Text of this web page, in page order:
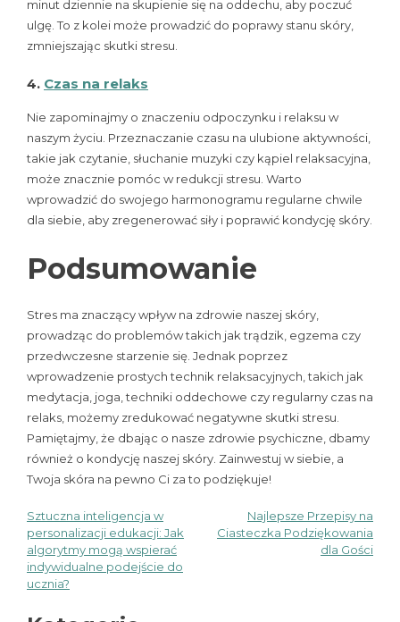
minut dziennie na skupienie się na oddechu, aby poczuć
ulgę. To z kolei może prowadzić do poprawy stanu skóry,
zmniejszając skutki stresu.
4. Czas na relaks
Nie zapominajmy o znaczeniu odpoczynku i relaksu w
naszym życiu. Przeznaczanie czasu na ulubione aktywności,
takie jak czytanie, słuchanie muzyki czy kąpiel relaksacyjna,
może znacznie pomóc w redukcji stresu. Warto
wprowadzić do swojego harmonogramu regularne chwile
dla siebie, aby zregenerować siły i poprawić kondycję skóry.
Podsumowanie
Stres ma znaczący wpływ na zdrowie naszej skóry,
prowadząc do problemów takich jak trądzik, egzema czy
przedwczesne starzenie się. Jednak poprzez
wprowadzenie prostych technik relaksacyjnych, takich jak
medytacja, joga, techniki oddechowe czy regularny czas na
relaks, możemy zredukować negatywne skutki stresu.
Pamiętajmy, że dbając o nasze zdrowie psychiczne, dbamy
również o kondycję naszej skóry. Zainwestuj w siebie, a
Twoja skóra na pewno Ci za to podziękuje!
Nawigacja
wpisu
Sztuczna inteligencja w
personalizacji edukacji: Jak
algorytmy mogą wspierać
indywidualne podejście do
ucznia?
Najlepsze Przepisy na
Ciasteczka Podziękowania
dla Gości